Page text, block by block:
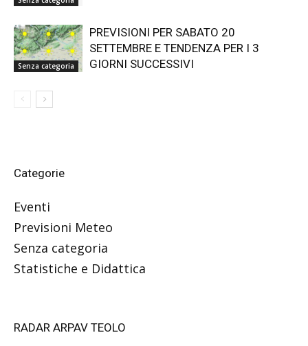
Senza categoria
PREVISIONI PER SABATO 20
SETTEMBRE E TENDENZA PER I 3
GIORNI SUCCESSIVI
Categorie
Eventi
Previsioni Meteo
Senza categoria
Statistiche e Didattica
RADAR ARPAV TEOLO